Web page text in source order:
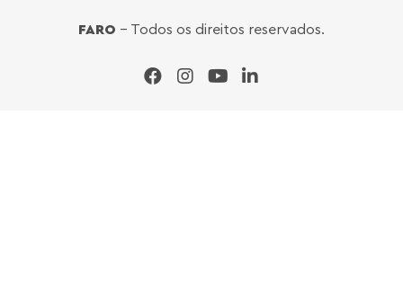
FARO - Todos os direitos reservados.